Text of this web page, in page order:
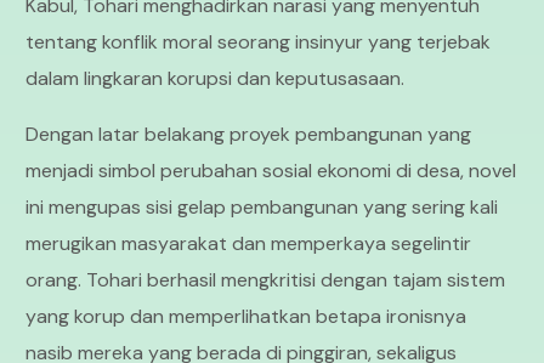
Kabul, Tohari menghadirkan narasi yang menyentuh
tentang konflik moral seorang insinyur yang terjebak
dalam lingkaran korupsi dan keputusasaan.
Dengan latar belakang proyek pembangunan yang
menjadi simbol perubahan sosial ekonomi di desa, novel
ini mengupas sisi gelap pembangunan yang sering kali
merugikan masyarakat dan memperkaya segelintir
orang. Tohari berhasil mengkritisi dengan tajam sistem
yang korup dan memperlihatkan betapa ironisnya
nasib mereka yang berada di pinggiran, sekaligus